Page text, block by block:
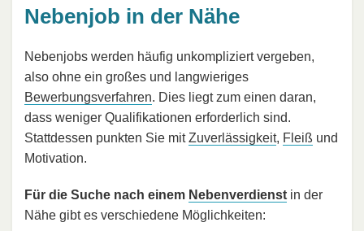
Nebenjob in der Nähe
Nebenjobs werden häufig unkompliziert vergeben,
also ohne ein großes und langwieriges
Bewerbungsverfahren. Dies liegt zum einen daran,
dass weniger Qualifikationen erforderlich sind.
Stattdessen punkten Sie mitZuverlässigkeit, Fleiß und
Motivation.
Für die Suche nach einem Nebenverdienst in der
Nähe gibt es verschiedene Möglichkeiten: